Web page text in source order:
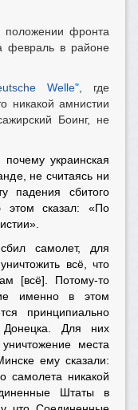
фронта
февраль в районе
Welle" , где
никакой амнистии
Боинг, не
украинская
не считаясь ни
падения сбитого
этом сказал: «По
самолет, для
всё, что
[всё]. Потому-то
именно в этом
принципиально
Донецка. Для них
места
ему сказали:
самолета никакой
Штаты в